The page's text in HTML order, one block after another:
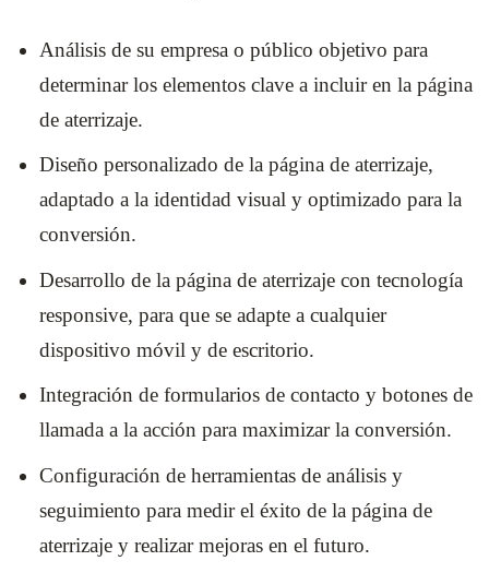
Análisis de su empresa o público objetivo para
determinar los elementos clave a incluir en la página
de aterrizaje.
Diseño personalizado de la página de aterrizaje,
adaptado a la identidad visual y optimizado para la
conversión.
Desarrollo de la página de aterrizaje con tecnología
responsive, para que se adapte a cualquier
dispositivo móvil y de escritorio.
Integración de formularios de contacto y botones de
llamada a la acción para maximizar la conversión.
Configuración de herramientas de análisis y
seguimiento para medir el éxito de la página de
aterrizaje y realizar mejoras en el futuro.